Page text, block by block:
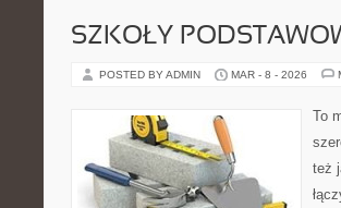
SZKOŁY
POSTED BY ADMIN MAR - 8 - 2026
To
też